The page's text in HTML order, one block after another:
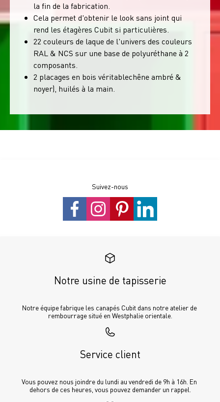
la fin de la fabrication.
Cela permet d'obtenir le look sans joint qui
rend les étagères Cubit si particulières.
22 couleurs de laque de l'univers des couleurs
RAL & NCS sur une base de polyuréthane à 2
composants.
2 placages en bois véritablechêne ambré &
noyer), huilés à la main.
Suivez-nous
Notre usine de tapisserie
Notre équipe fabrique les canapés Cubit dans notre atelier de
rembourrage situé en Westphalie orientale.
Service client
Vous pouvez nous joindre du lundi au vendredi de 9h à 16h. En
dehors de ces heures, vous pouvez demander un rappel.